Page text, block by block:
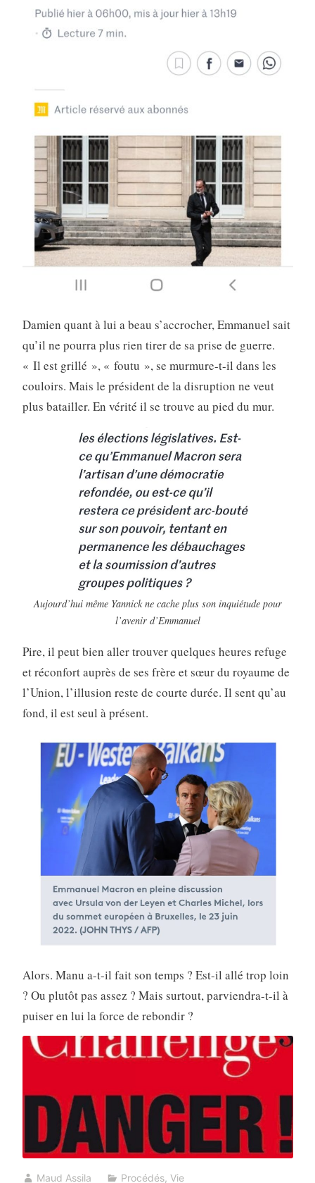
Damien quant à lui a beau s’accrocher, Emmanuel sait
qu’il ne pourra plus rien tirer de sa prise de guerre.
« Il est grillé », « foutu », se murmure-t-il dans les
couloirs. Mais le président de la disruption ne veut
plus batailler. En vérité il se trouve au pied du mur.
Aujourd’hui même Yannick ne cache plus son inquiétude pour
l’avenir d’Emmanuel
Pire, il peut bien aller trouver quelques heures refuge
et réconfort auprès de ses frère et sœur du royaume de
l’Union, l’illusion reste de courte durée. Il sent qu’au
fond, il est seul à présent.
Alors. Manu a-t-il fait son temps ? Est-il allé trop loin
? Ou plutôt pas assez ? Mais surtout, parviendra-t-il à
puiser en lui la force de rebondir ?
Maud Assila Procédés, Vie